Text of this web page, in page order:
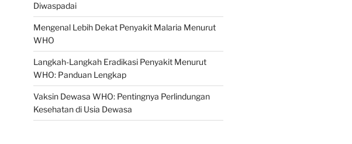
Diwaspadai
Mengenal Lebih Dekat Penyakit Malaria Menurut
WHO
Langkah-Langkah Eradikasi Penyakit Menurut
WHO: Panduan Lengkap
Vaksin Dewasa WHO: Pentingnya Perlindungan
Kesehatan di Usia Dewasa